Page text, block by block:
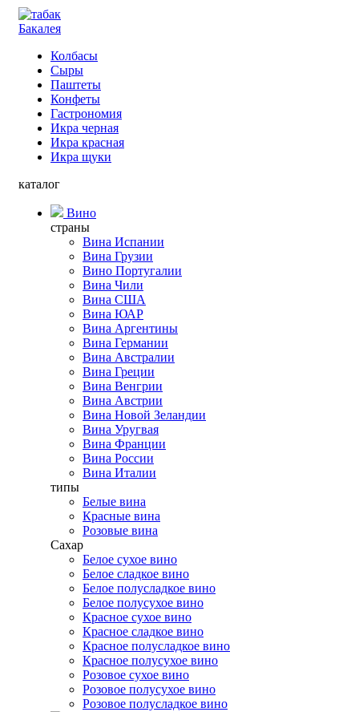
Бакалея
Колбасы
Сыры
Паштеты
Конфеты
Гастрономия
Икра черная
Икра красная
Икра щуки
каталог
Вино
страны
Вина Испании
Вина Грузии
Вино Португалии
Вина Чили
Вина США
Вина ЮАР
Вина Аргентины
Вина Германии
Вина Австралии
Вина Греции
Вина Венгрии
Вина Австрии
Вина Новой Зеландии
Вина Уругвая
Вина Франции
Вина России
Вина Италии
типы
Белые вина
Красные вина
Розовые вина
Сахар
Белое сухое вино
Белое сладкое вино
Белое полусладкое вино
Белое полусухое вино
Красное сухое вино
Красное сладкое вино
Красное полусладкое вино
Красное полусухое вино
Розовое сухое вино
Розовое полусухое вино
Розовое полусладкое вино